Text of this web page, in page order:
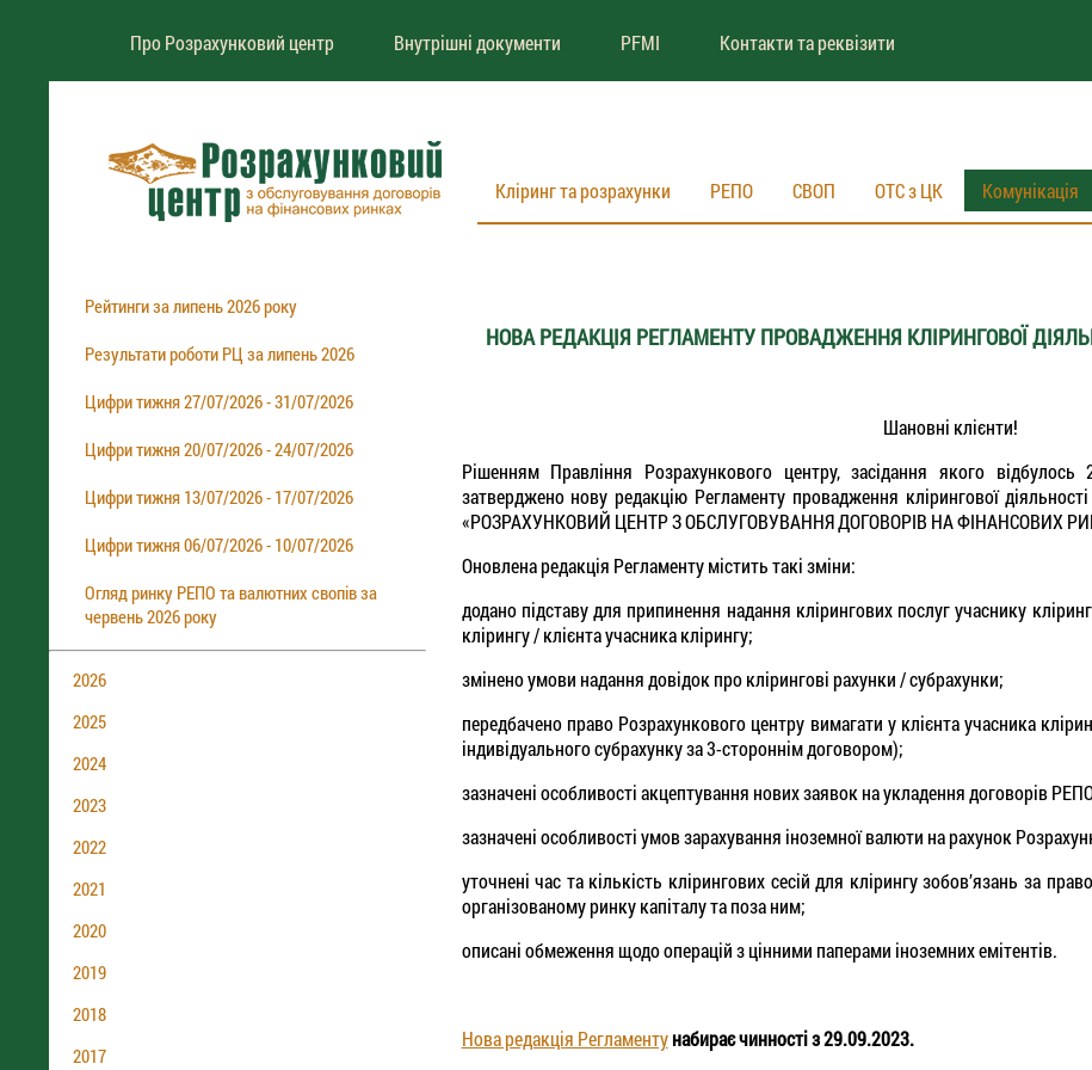
Про Розрахунковий центр Внутрішні документи PFMI Контакти та реквізити
Кліринг та розрахунки РЕПО СВОП ОТС з ЦК Комунікація
Рейтинги за липень 2026 року
Результати роботи РЦ за липень 2026
Цифри тижня 27/07/2026 - 31/07/2026
Цифри тижня 20/07/2026 - 24/07/2026
Цифри тижня 13/07/2026 - 17/07/2026
Цифри тижня 06/07/2026 - 10/07/2026
Огляд ринку РЕПО та валютних свопів за
червень 2026 року
2026
2025
2024
2023
2022
2021
2020
2019
2018
2017
НОВА РЕДАКЦІЯ РЕГЛАМЕНТУ ПРОВАДЖЕННЯ КЛІРИНГОВОЇ
Шановні клієнти!
Рішенням Правління Розрахункового центру, засідання якого
затверджено нову редакцію Регламенту провадження клірингової
«РОЗРАХУНКОВИЙ ЦЕНТР З ОБСЛУГОВУВАННЯ ДОГОВОРІВ НА ФІНАНСОВИХ
Оновлена редакція Регламенту містить такі зміни:
додано підставу для припинення надання клірингових послуг учаснику
клірингу / клієнта учасника клірингу;
змінено умови надання довідок про клірингові рахунки / субрахунки;
передбачено право Розрахункового центру вимагати у клієнта учасника
індивідуального субрахунку за 3-стороннім договором);
зазначені особливості акцептування нових заявок на укладення договорів
зазначені особливості умов зарахування іноземної валюти на рахунок
уточнені час та кількість клірингових сесій для клірингу зобов’язань за
організованому ринку капіталу та поза ним;
описані обмеження щодо операцій з цінними паперами іноземних емітентів.
Нова редакція Регламенту набирає чинності з 29.09.2023.